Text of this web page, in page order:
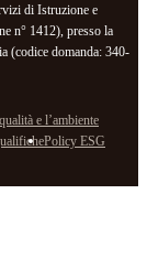
di Istruzione e
n° 1412), presso la
(codice domanda: 340-
e l’ambiente
Policy ESG